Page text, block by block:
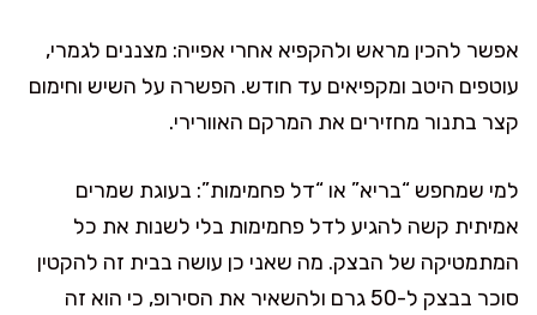
אפשר להכין מראש ולהקפיא אחרי אפייה: מצננים לגמרי,
עוטפים היטב ומקפיאים עד חודש. הפשרה על השיש וחימום
קצר בתנור מחזירים את המרקם האוורירי.
למי שמחפש “בריא” או “דל פחמימות”: בעוגת שמרים
אמיתית קשה להגיע לדל פחמימות בלי לשנות את כל
המתמטיקה של הבצק. מה שאני כן עושה בבית זה להקטין
סוכר בבצק ל-50 גרם ולהשאיר את הסירופ, כי הוא זה